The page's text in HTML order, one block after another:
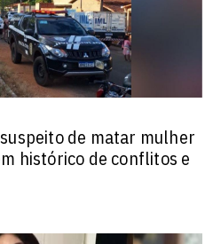
de matar mulher
histórico de conflitos e